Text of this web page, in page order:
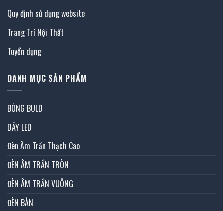
Quy định sử dụng website
Trang Trí Nội Thất
Tuyển dụng
DANH MỤC SẢN PHẨM
BÓNG BULD
DÂY LED
Đèn Âm Trần Thạch Cao
ĐÈN ÂM TRẦN TRÒN
ĐÈN ÂM TRẦN VUÔNG
ĐÈN BÀN